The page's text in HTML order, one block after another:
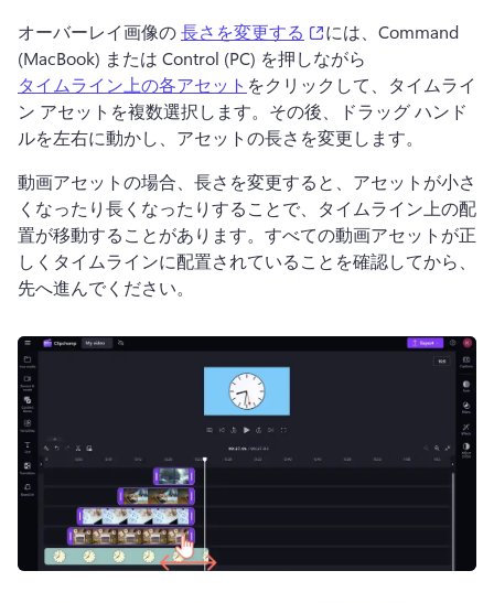
オーバーレイ画像の 長さを変更する (opens in a new tab)
には、Command
(MacBook) または Control (PC) を押しながら
タイムライン上の各アセット をクリックして、タイムライ
ン アセットを複数選択します。 その後、ドラッグ ハンド
ルを左右に動かし、アセットの長さを変更します。
動画アセットの場合、長さを変更すると、アセットが小さ
くなったり長くなったりすることで、タイムライン上の配
置が移動することがあります。 すべての動画アセットが正
しくタイムラインに配置されていることを確認してから、
先へ進んでください。